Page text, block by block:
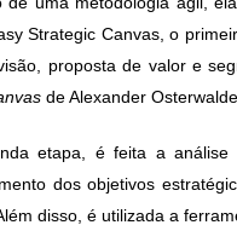
Strategic Canvas, o
proposta de valor e
de Alexander
etapa, é feita a
dos objetivos
disso, é utilizada a